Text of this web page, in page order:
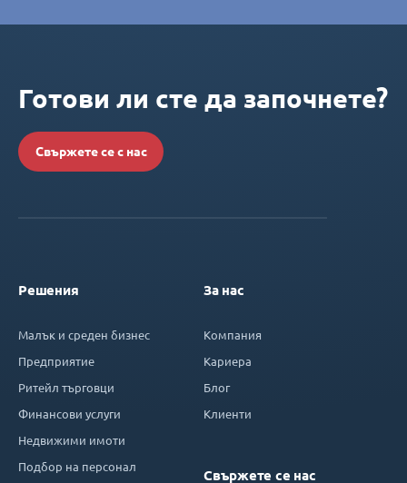
Готови ли сте да започнете?
Свържете се с нас
Решения
Малък и среден бизнес
Предприятие
Ритейл търговци
Финансови услуги
Недвижими имоти
Подбор на персонал
За нас
Компания
Кариера
Блог
Клиенти
Свържете се нас